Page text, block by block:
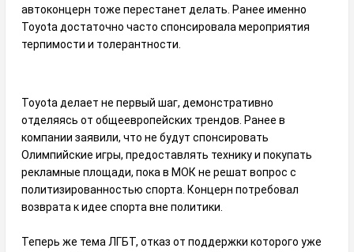
автоконцерн тоже перестанет делать. Ранее именно
Toyota достаточно часто спонсировала мероприятия
терпимости и толерантности.
Toyota делает не первый шаг, демонстративно
отделяясь от общеевропейских трендов. Ранее в
компании заявили, что не будут спонсировать
Олимпийские игры, предоставлять технику и покупать
рекламные площади, пока в МОК не решат вопрос с
политизированностью спорта. Концерн потребовал
возврата к идее спорта вне политики.
Теперь же тема ЛГБТ, отказ от поддержки которого уже